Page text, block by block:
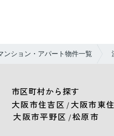
ンション・アパート物件一覧
市区町村から探す
大阪市住吉区 / 大阪市東
大阪市平野区 /松原市